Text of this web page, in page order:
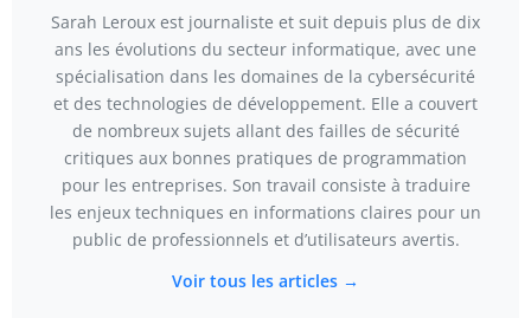
Sarah Leroux est journaliste et suit depuis plus de dix
ans les évolutions du secteur informatique, avec une
spécialisation dans les domaines de la cybersécurité
et des technologies de développement. Elle a couvert
de nombreux sujets allant des failles de sécurité
critiques aux bonnes pratiques de programmation
pour les entreprises. Son travail consiste à traduire
les enjeux techniques en informations claires pour un
public de professionnels et d’utilisateurs avertis.
Voir tous les articles →